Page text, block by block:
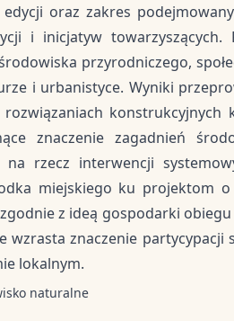
oraz zakres
i inicjatyw towarzyszących.
przyrodniczego,
i urbanistyce. Wyniki
konstrukcyjnych
znaczenie zagadnień
rzecz interwencji
miejskiego ku projektom
z ideą gospodarki
znaczenie partycypacji
lokalnym.
naturalne